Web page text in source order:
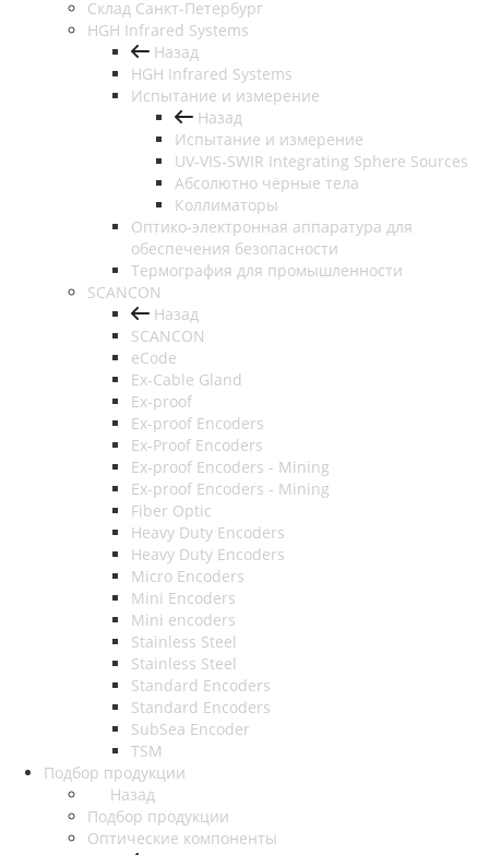
Cклад Санкт-Петербург
HGH Infrared Systems
Назад
HGH Infrared Systems
Испытание и измерение
Назад
Испытание и измерение
UV-VIS-SWIR Integrating Sphere Sources
Абсолютно чёрные тела
Коллиматоры
Оптико-электронная аппаратура для
обеспечения безопасности
Термография для промышленности
SCANCON
Назад
SCANCON
eCode
Ex-Cable Gland
Ex-proof
Ex-proof Encoders
Ex-Proof Encoders
Ex-proof Encoders - Mining
Ex-proof Encoders - Mining
Fiber Optic
Heavy Duty Encoders
Heavy Duty Encoders
Micro Encoders
Mini Encoders
Mini encoders
Stainless Steel
Stainless Steel
Standard Encoders
Standard Encoders
SubSea Encoder
TSM
Подбор продукции
Назад
Подбор продукции
Оптические компоненты